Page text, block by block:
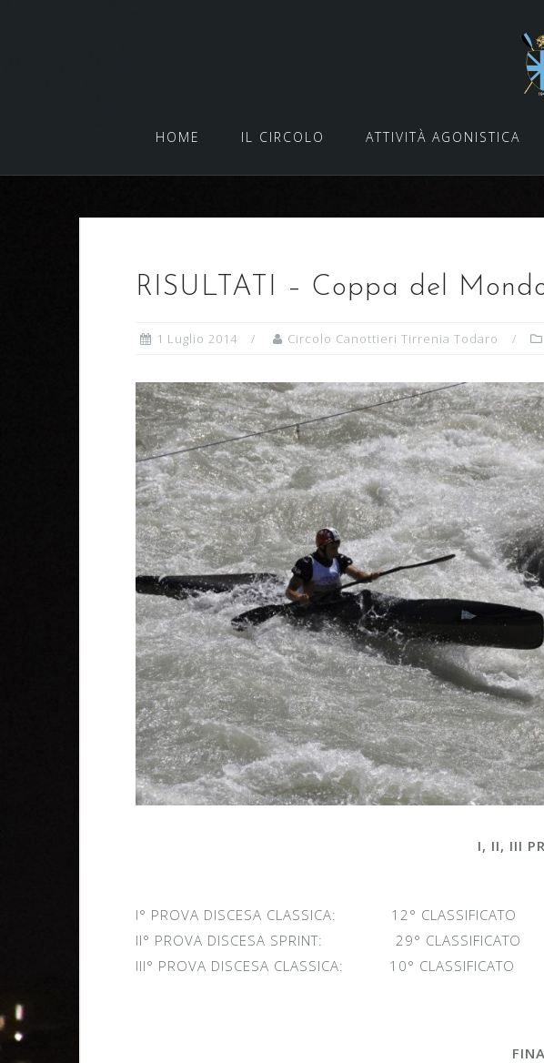
HOME IL CIRCOLO ATTIVITÀ AGONISTICA
RISULTATI – Coppa del
1 Luglio 2014 Circolo Canottieri Tirrenia Todaro
I, II, III
I° PROVA DISCESA CLASSICA: 12° CLASSIFICATO
II° PROVA DISCESA SPRINT: 29° CLASSIFICATO
III° PROVA DISCESA CLASSICA: 10° CLASSIFICATO